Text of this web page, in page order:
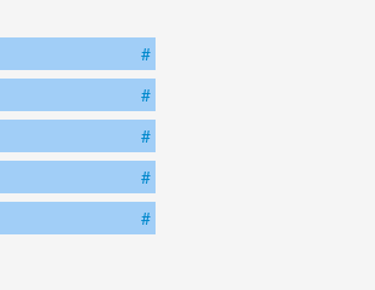
#
#
#
#
#